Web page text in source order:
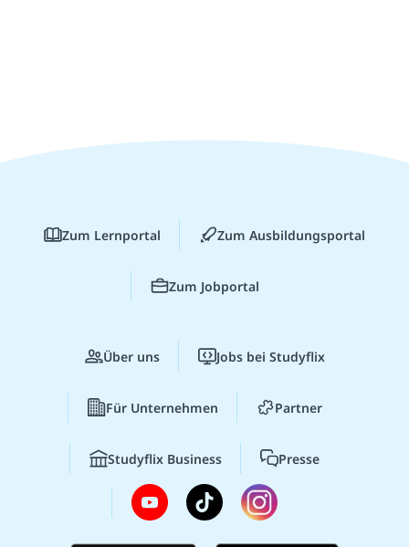
Zum Lernportal Zum Ausbildungsportal
Zum Jobportal
Über uns Jobs bei Studyflix
Für Unternehmen Partner
Studyflix Business Presse